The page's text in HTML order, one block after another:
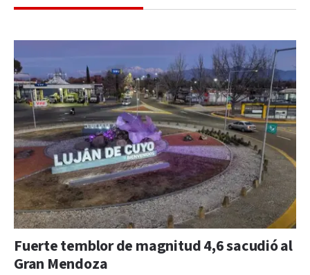
Fuerte temblor de magnitud 4,6 sacudió al
Gran Mendoza